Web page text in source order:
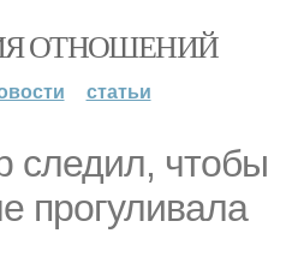
ОТНОШЕНИЙ
статьи
следил, чтобы
прогуливала